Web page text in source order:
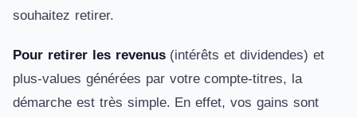
souhaitez retirer.
Pour retirer les revenus(intérêts et dividendes) et
plus-values générées par votre compte-titres, la
démarche est très simple. En effet, vos gains sont